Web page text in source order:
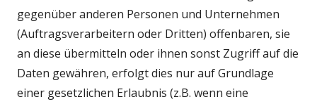
gegenüber anderen Personen und Unternehmen
(Auftragsverarbeitern oder Dritten) offenbaren, sie
an diese übermitteln oder ihnen sonst Zugriff auf die
Daten gewähren, erfolgt dies nur auf Grundlage
einer gesetzlichen Erlaubnis (z.B. wenn eine